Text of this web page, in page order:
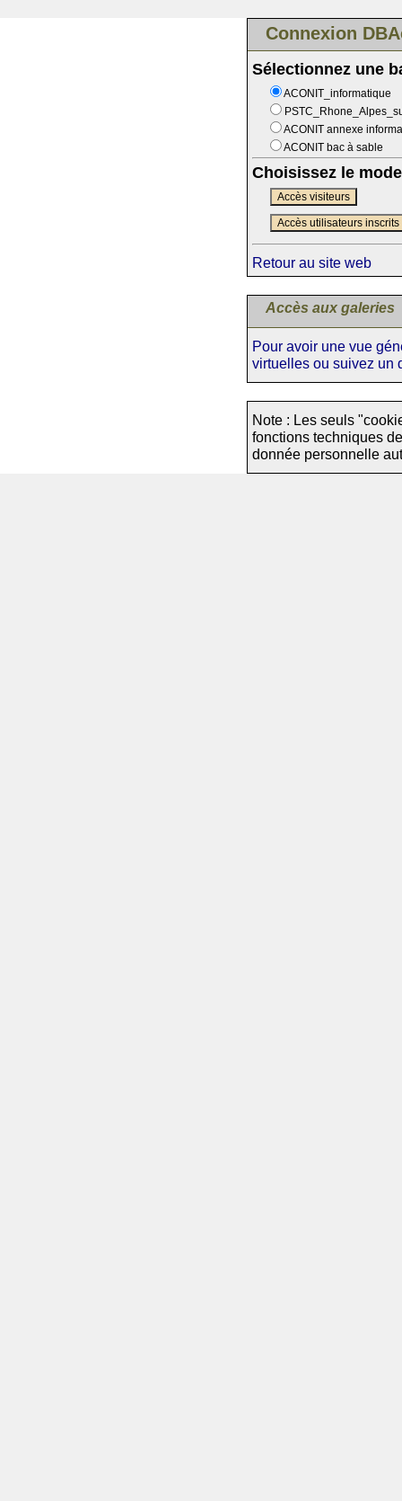
Connexion
Sélectionnez une
ACONIT_informatique
ACONIT annexe
ACONIT bac à sable
Choisissez le
Accès visiteurs
Accès utilisateurs inscrits
Retour au site web
Accès aux galeries
Pour avoir une vue
virtuelles ou suivez un
Note : Les seuls
fonctions techniques
donnée personnelle